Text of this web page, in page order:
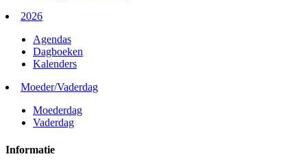
2026
Agendas
Dagboeken
Kalenders
Moeder/Vaderdag
Moederdag
Vaderdag
Informatie